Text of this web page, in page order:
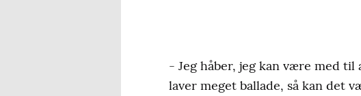
- Jeg håber, jeg kan være med
laver meget ballade, så kan det